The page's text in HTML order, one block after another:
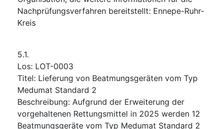
Nachprüfungsverfahren bereitstellt: Ennepe-Ruhr-
Kreis
5.1.
Los: LOT-0003
Titel: Lieferung von Beatmungsgeräten vom Typ
Medumat Standard 2
Beschreibung: Aufgrund der Erweiterung der
vorgehaltenen Rettungsmittel in 2025 werden 12
Beatmungsgeräte vom Typ Medumat Standard 2